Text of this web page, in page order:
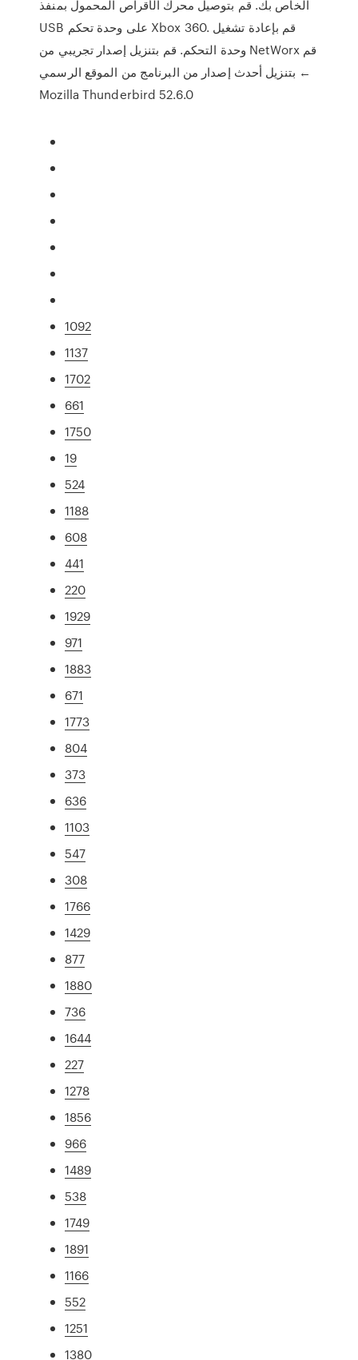
الخاص بك. قم بتوصيل محرك الأقراص المحمول بمنفذ
USB على وحدة تحكم Xbox 360. قم بإعادة تشغيل
وحدة التحكم. قم بتنزيل إصدار تجريبي من NetWorx قم
بتنزيل أحدث إصدار من البرنامج من الموقع الرسمي ←
Mozilla Thunderbird 52.6.0
1092
1137
1702
661
1750
19
524
1188
608
441
220
1929
971
1883
671
1773
804
373
636
1103
547
308
1766
1429
877
1880
736
1644
227
1278
1856
966
1489
538
1749
1891
1166
552
1251
1380